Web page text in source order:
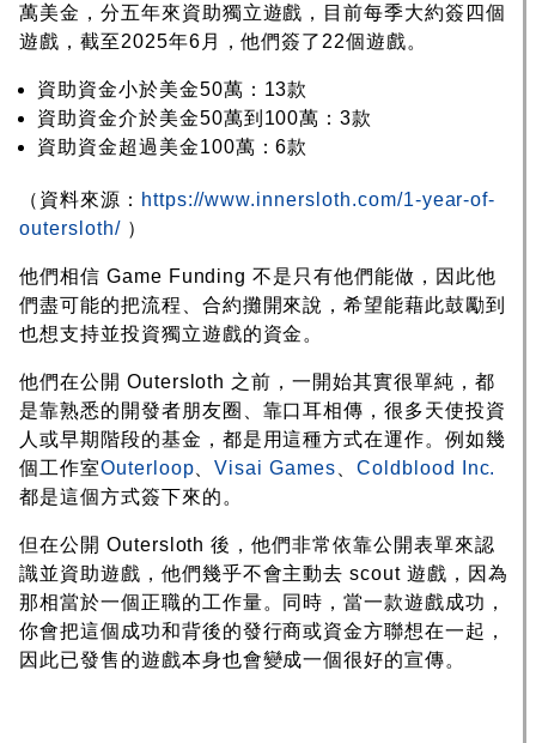
萬美金，分五年來資助獨立遊戲，目前每季大約簽四個
遊戲，截至2025年6月，他們簽了22個遊戲。
資助資金小於美金50萬：13款
資助資金介於美金50萬到100萬：3款
資助資金超過美金100萬：6款
（資料來源： https://www.innersloth.com/1-year-of-
outersloth/）
他們相信 Game Funding 不是只有他們能做，因此他
們盡可能的把流程、合約攤開來說，希望能藉此鼓勵到
也想支持並投資獨立遊戲的資金。
他們在公開 Outersloth 之前，一開始其實很單純，都
是靠熟悉的開發者朋友圈、靠口耳相傳，很多天使投資
人或早期階段的基金，都是用這種方式在運作。例如幾
個工作室Outerloop 、Visai Games
Coldblood Inc.
都是這個方式簽下來的。
但在公開 Outersloth 後，他們非常依靠公開表單來認
識並資助遊戲，他們幾乎不會主動去 scout 遊戲，因為
那相當於一個正職的工作量。同時，當一款遊戲成功，
你會把這個成功和背後的發行商或資金方聯想在一起，
因此已發售的遊戲本身也會變成一個很好的宣傳。